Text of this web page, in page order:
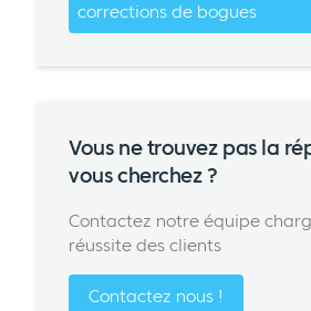
corrections de bogues
Vous ne trouvez pas la
vous cherchez ?
Contactez notre équipe
réussite des clients
Contactez nous !